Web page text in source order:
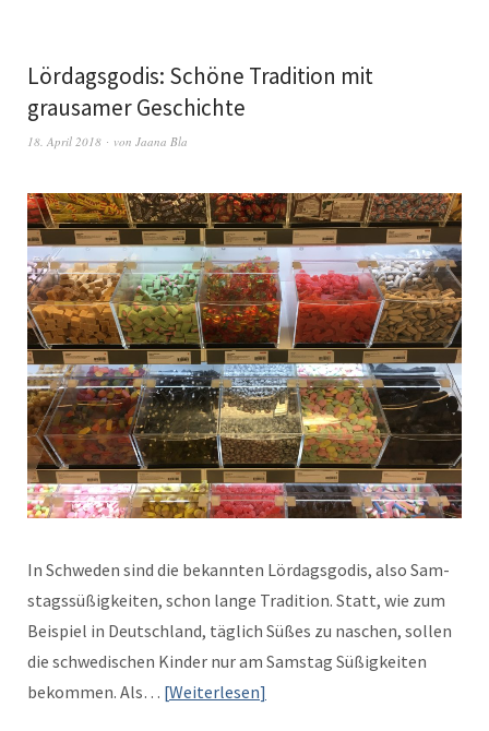
Lördagsgodis: Schöne Tradition mit
grausamer Geschichte
18. April 2018 von Jaana Bla
In Schwe­den sind die bekan­nten Lördags­godis, also Sam­
stagssüßigkeit­en, schon lange Tra­di­tion. Statt, wie zum
Beispiel in Deutsch­land, täglich Süßes zu naschen, sollen
die schwedis­chen Kinder nur am Sam­stag Süßigkeit­en
bekom­men. Als… Weit­er­lesen